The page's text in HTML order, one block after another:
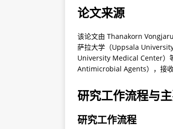
论文来源
该论文由 Thanakorn
萨拉大学（Uppsala
University Medical Center）
Antimicrobial Agents），接收
研究工作流程与
研究工作流程